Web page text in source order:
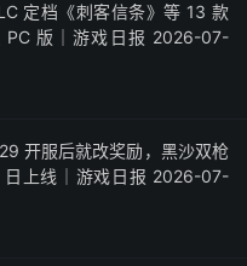
定档《刺客信条》等 13 款
PC 版｜游戏日报 2026-07-
开服后就改奖励，黑沙双枪
上线｜游戏日报 2026-07-